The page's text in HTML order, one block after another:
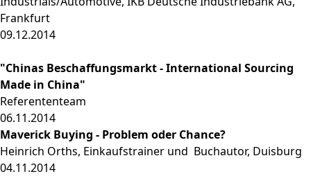
Frankfurt
09.12.2014
"Chinas Beschaffungsmarkt - International Sourcing
Made in China"
Referententeam
06.11.2014
Maverick Buying - Problem oder Chance?
Heinrich Orths, Einkaufstrainer und Buchautor, Duisburg
04.11.2014